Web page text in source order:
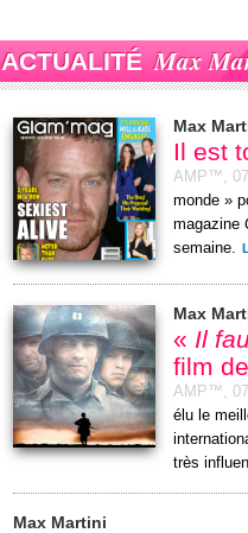
ACTUALITÉ Max
Max
Il est
AMP™,
monde »
magazine
semaine.
Max
« Il
film
AMP™,
élu le
très
Max Martini